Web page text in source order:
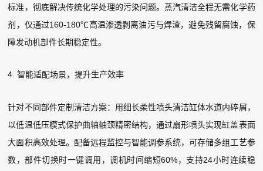
标准，彻底解决传统化学处理的污染问题。蒸汽清洁全程无需化学药
剂，仅通过160-180℃高温渗透剥离油污与焊渣，避免残留腐蚀，保
障发动机部件长期稳定性。
4. 智能适配场景，提升生产效率
针对不同部件定制清洁方案：用细长柔性喷头清洁缸体水道内碎屑，
以低温低压模式保护曲轴轴颈精密结构，通过扇形喷头实现缸盖表面
大面积高效处理。配备远程监控与智能调参系统，可存储多组工艺参
数，部件切换时一键调用，调机时间缩短60%，支持24小时连续稳